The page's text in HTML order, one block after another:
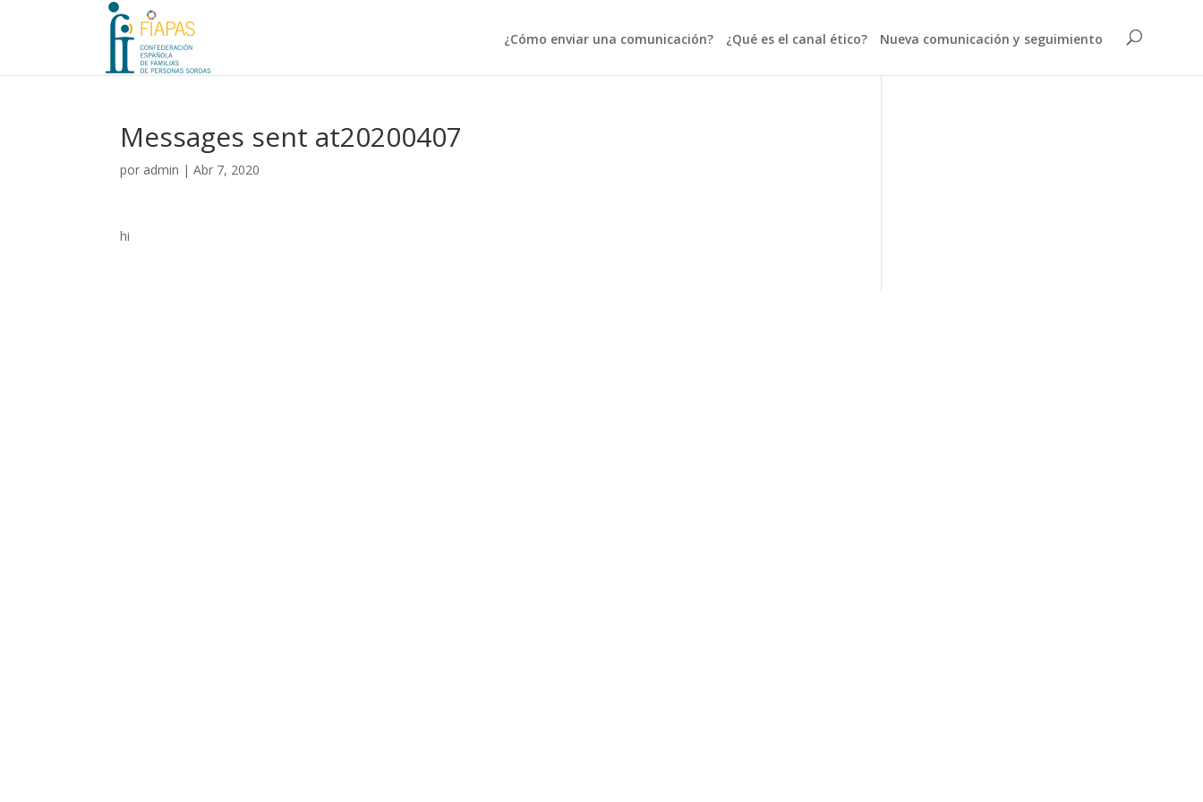
¿Cómo enviar una comunicación? ¿Qué es el canal ético? Nueva comunicación y seguimiento
Messages sent at20200407
por admin |Abr 7, 2020
hi